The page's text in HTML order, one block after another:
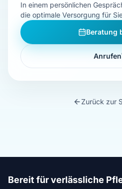
In einem persönlichen
die optimale Versorgung für
Beratung
Anrufen
Zurück zur
Bereit für verlässliche